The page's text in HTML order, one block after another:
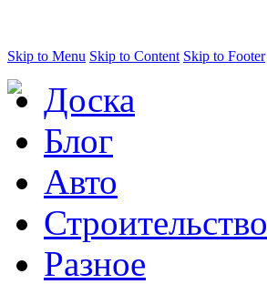
Skip to Menu Skip to Content Skip to Footer
Доска
Блог
Авто
Строительство
Разное